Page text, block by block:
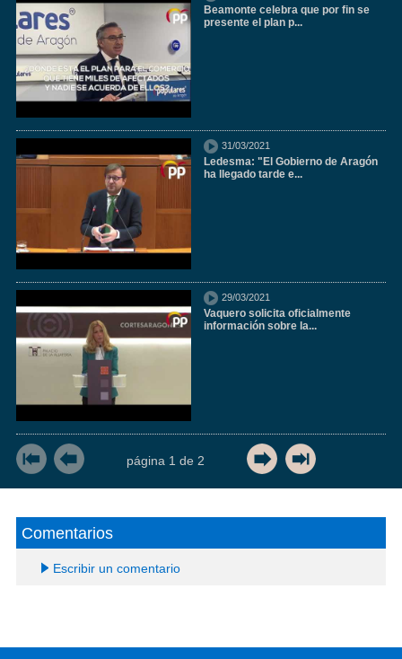
Beamonte celebra que por fin se
presente el plan p...
31/03/2021
Ledesma: "El Gobierno de Aragón
ha llegado tarde e...
29/03/2021
Vaquero solicita oficialmente
información sobre la...
página 1 de2
Comentarios
Escribir un comentario